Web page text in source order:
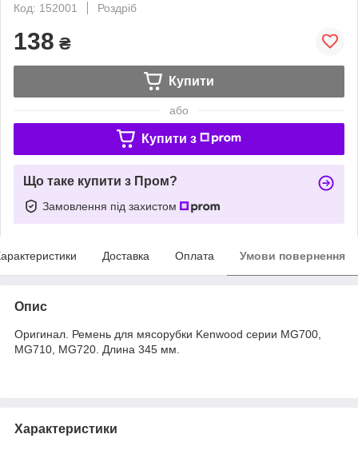
Код: 152001
Роздріб
138 ₴
Купити
або
Купити з
Що таке купити з Пром?
Замовлення під захистом
Доставка Оплата Умови повернення
Опис
Оригинал. Ремень для мясорубки Kenwood серии MG700,
MG710, MG720. Длина 345 мм.
Характеристики